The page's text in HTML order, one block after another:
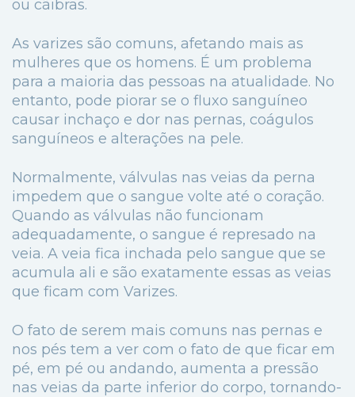
ou cãibras.
As varizes são comuns, afetando mais as
mulheres que os homens. É um problema
para a maioria das pessoas na atualidade. No
entanto, pode piorar se o fluxo sanguíneo
causar inchaço e dor nas pernas, coágulos
sanguíneos e alterações na pele.
Normalmente, válvulas nas veias da perna
impedem que o sangue volte até o coração.
Quando as válvulas não funcionam
adequadamente, o sangue é represado na
veia. A veia fica inchada pelo sangue que se
acumula ali e são exatamente essas as veias
que ficam com Varizes.
O fato de serem mais comuns nas pernas e
nos pés tem a ver com o fato de que ficar em
pé, em pé ou andando, aumenta a pressão
nas veias da parte inferior do corpo, tornando-